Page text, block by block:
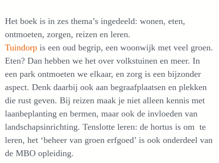
Het boek is in zes thema’s ingedeeld: wonen, eten,
ontmoeten, zorgen, reizen en leren.
Tuindorp is een oud begrip, een woonwijk met veel groen.
Eten? Dan hebben we het over volkstuinen en meer. In
een park ontmoeten we elkaar, en zorg is een bijzonder
aspect. Denk daarbij ook aan begraafplaatsen en plekken
die rust geven. Bij reizen maak je niet alleen kennis met
laanbeplanting en bermen, maar ook de invloeden van
landschapsinrichting. Tenslotte leren: de hortus is om te
leren, het ‘beheer van groen erfgoed’ is ook onderdeel van
de MBO opleiding.